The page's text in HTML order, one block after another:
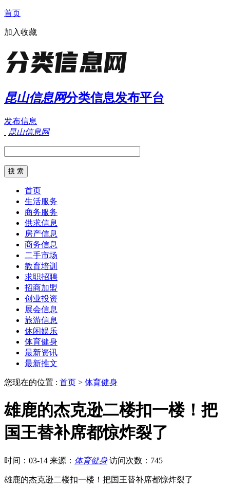
首页
加入收藏
昆山信息网分类信息发布平台
发布信息
昆山信息网
首页
生活服务
商务服务
供求信息
房产信息
商务信息
二手市场
教育培训
求职招聘
招商加盟
创业投资
展会信息
旅游信息
休闲娱乐
体育健身
最新资讯
最新推文
您现在的位置 : 首页 > 体育健身
雄鹿的杰克逊二楼扣一楼！把
国王替补席都惊炸裂了
时间：03-14 来源： 体育健身 访问次数：745
雄鹿的杰克逊二楼扣一楼！把国王替补席都惊炸裂了